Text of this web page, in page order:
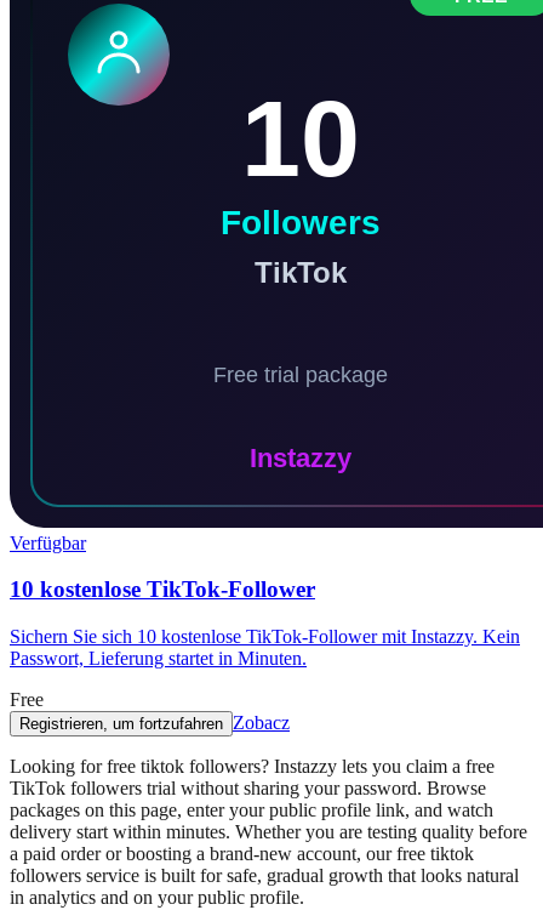
Verfügbar
10 kostenlose TikTok-Follower
Sichern Sie sich 10 kostenlose TikTok-Follower mit Instazzy. Kein
Passwort, Lieferung startet in Minuten.
Free
Registrieren, um fortzufahren Zobacz
Looking for free tiktok followers? Instazzy lets you claim a free
TikTok followers trial without sharing your password. Browse
packages on this page, enter your public profile link, and watch
delivery start within minutes. Whether you are testing quality before
a paid order or boosting a brand-new account, our free tiktok
followers service is built for safe, gradual growth that looks natural
in analytics and on your public profile.